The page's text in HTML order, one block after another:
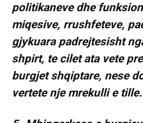
politikaneve dhe
miqesive, rrushfeteve,
gjykuara padrejtesisht
shpirt, te cilet ata vete
burgjet shqiptare, nese
vertete nje mrekulli e tille.